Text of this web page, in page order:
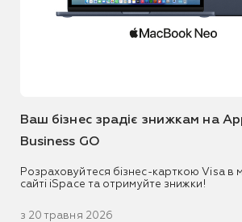
Ваш бізнес зрадіє знижкам на
Business GO
Розраховуйтеся бізнес-карткою Visa в
сайті iSpace та отримуйте знижки!
з 20 травня 2026